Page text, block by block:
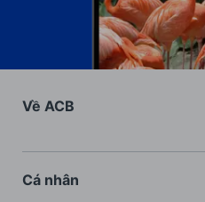
Về ACB
Nhà đầu tư
Cá nhân